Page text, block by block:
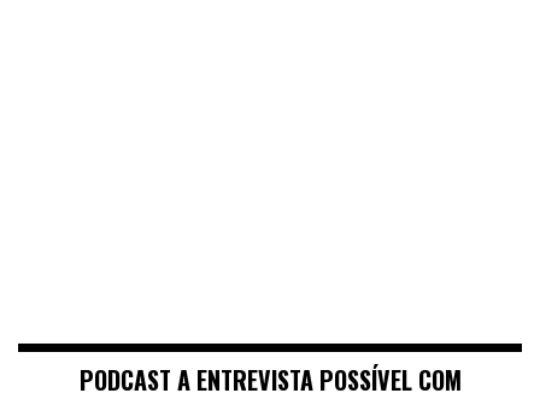
PODCAST A ENTREVISTA POSSÍVEL COM